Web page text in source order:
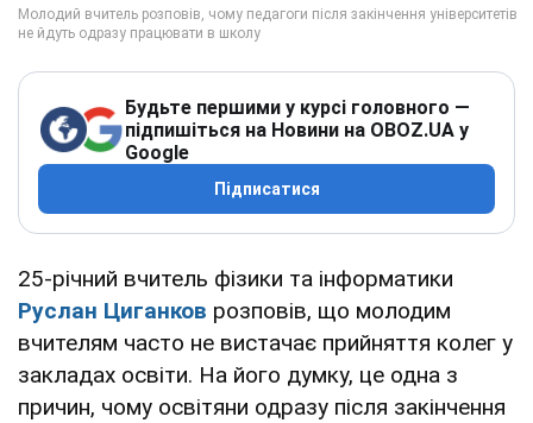
Будьте першими у курсі головного —
підпишіться на Новини на OBOZ.UA у
Google
Підписатися
25-річний вчитель фізики та інформатики
Руслан Циганков розповів, що молодим
вчителям часто не вистачає прийняття колег у
закладах освіти. На його думку, це одна з
причин, чому освітяни одразу після закінчення